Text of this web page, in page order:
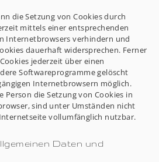
die Setzung von Cookies durch
mittels einer entsprechenden
Internetbrowsers verhindern und
dauerhaft widersprechen. Ferner
jederzeit über einen
Softwareprogramme gelöscht
Internetbrowsern möglich.
die Setzung von Cookies in
sind unter Umständen nicht
vollumfänglich nutzbar.
Daten und